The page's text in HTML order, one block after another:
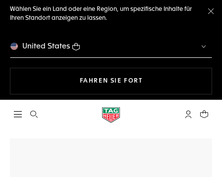
Wählen Sie ein Land oder eine Region, um spezifische Inhalte für
Ihren Standort anzeigen zu lassen.
United States
FAHREN SIE FORTMIT DER NAVIGATION
Suche öffnen My TAG
Ihr